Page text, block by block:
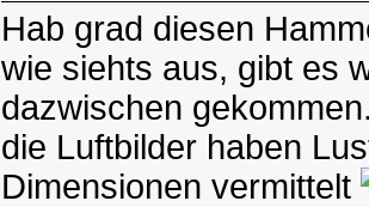
Hab grad diesen
wie siehts aus, gibt es
dazwischen
die Luftbilder haben
Dimensionen vermittelt